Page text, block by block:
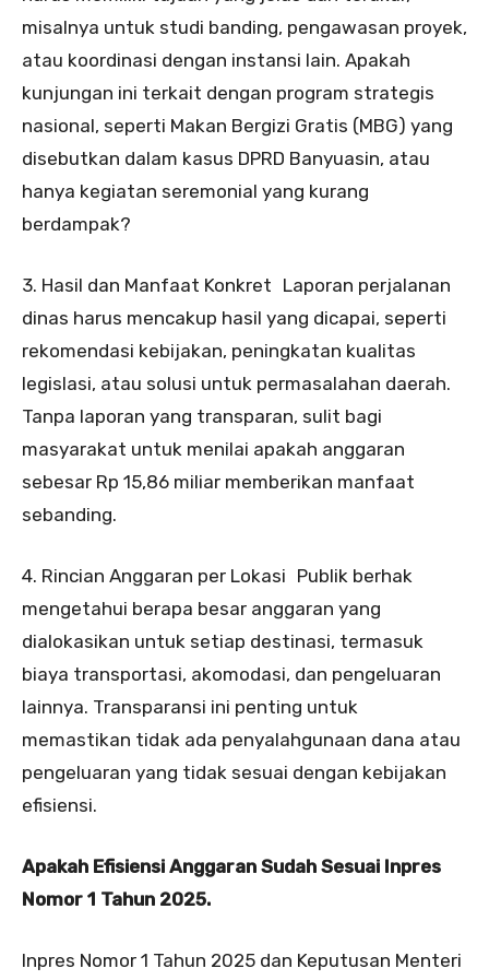
misalnya untuk studi banding, pengawasan proyek,
atau koordinasi dengan instansi lain. Apakah
kunjungan ini terkait dengan program strategis
nasional, seperti Makan Bergizi Gratis (MBG) yang
disebutkan dalam kasus DPRD Banyuasin, atau
hanya kegiatan seremonial yang kurang
berdampak?
3. Hasil dan Manfaat Konkret Laporan perjalanan
dinas harus mencakup hasil yang dicapai, seperti
rekomendasi kebijakan, peningkatan kualitas
legislasi, atau solusi untuk permasalahan daerah.
Tanpa laporan yang transparan, sulit bagi
masyarakat untuk menilai apakah anggaran
sebesar Rp 15,86 miliar memberikan manfaat
sebanding.
4. Rincian Anggaran per Lokasi Publik berhak
mengetahui berapa besar anggaran yang
dialokasikan untuk setiap destinasi, termasuk
biaya transportasi, akomodasi, dan pengeluaran
lainnya. Transparansi ini penting untuk
memastikan tidak ada penyalahgunaan dana atau
pengeluaran yang tidak sesuai dengan kebijakan
efisiensi.
Apakah Efisiensi Anggaran Sudah Sesuai Inpres
Nomor 1 Tahun 2025.
Inpres Nomor 1 Tahun 2025 dan Keputusan Menteri